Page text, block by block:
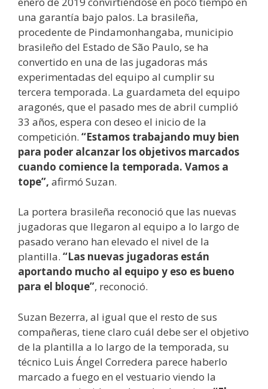
una garantía bajo palos. La brasileña,
procedente de Pindamonhangaba, municipio
brasileño del Estado de São Paulo, se ha
convertido en una de las jugadoras más
experimentadas del equipo al cumplir su
tercera temporada. La guardameta del equipo
aragonés, que el pasado mes de abril cumplió
33 años, espera con deseo el inicio de la
competición. “Estamos trabajando muy bien
para poder alcanzar los objetivos marcados
cuando comience la temporada. Vamos a
tope”, afirmó Suzan.
La portera brasileña reconoció que las nuevas
jugadoras que llegaron al equipo a lo largo de
pasado verano han elevado el nivel de la
plantilla. “Las nuevas jugadoras están
aportando mucho al equipo y eso es bueno
para el bloque”, reconoció.
Suzan Bezerra, al igual que el resto de sus
compañeras, tiene claro cuál debe ser el objetivo
de la plantilla a lo largo de la temporada, su
técnico Luis Ángel Corredera parece haberlo
marcado a fuego en el vestuario viendo la